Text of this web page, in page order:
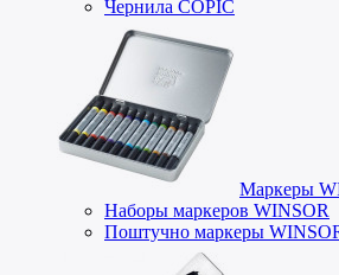
Чернила COPIC
Маркеры
Наборы маркеров WINSOR
Поштучно маркеры